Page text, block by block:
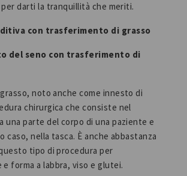
darti la tranquillità che meriti.
con trasferimento di grasso
del seno con trasferimento di
noto anche come innesto di
chirurgica che consiste nel
una parte del corpo di una paziente e
nella tasca. È anche abbastanza
tipo di procedura per
e forma a labbra, viso e glutei.